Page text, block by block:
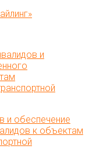
и обеспечение
к объектам